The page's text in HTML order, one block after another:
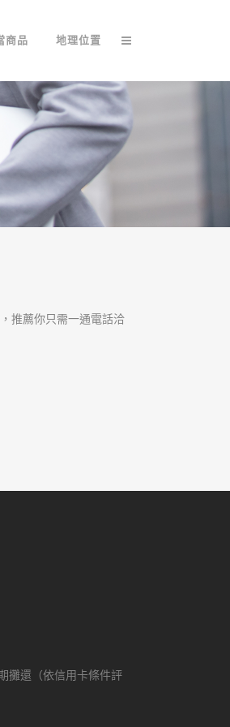
商品 地理位置
推薦你只需一通電話洽
攤還（依信用卡條件評